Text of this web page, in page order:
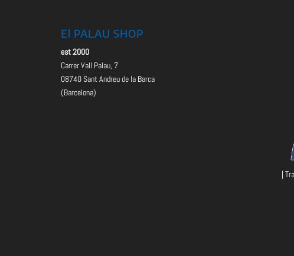
El PALAU SHOP
est 2000
Carrer Vall Palau, 7
08740 Sant Andreu de la Barca
(Barcelona)
|